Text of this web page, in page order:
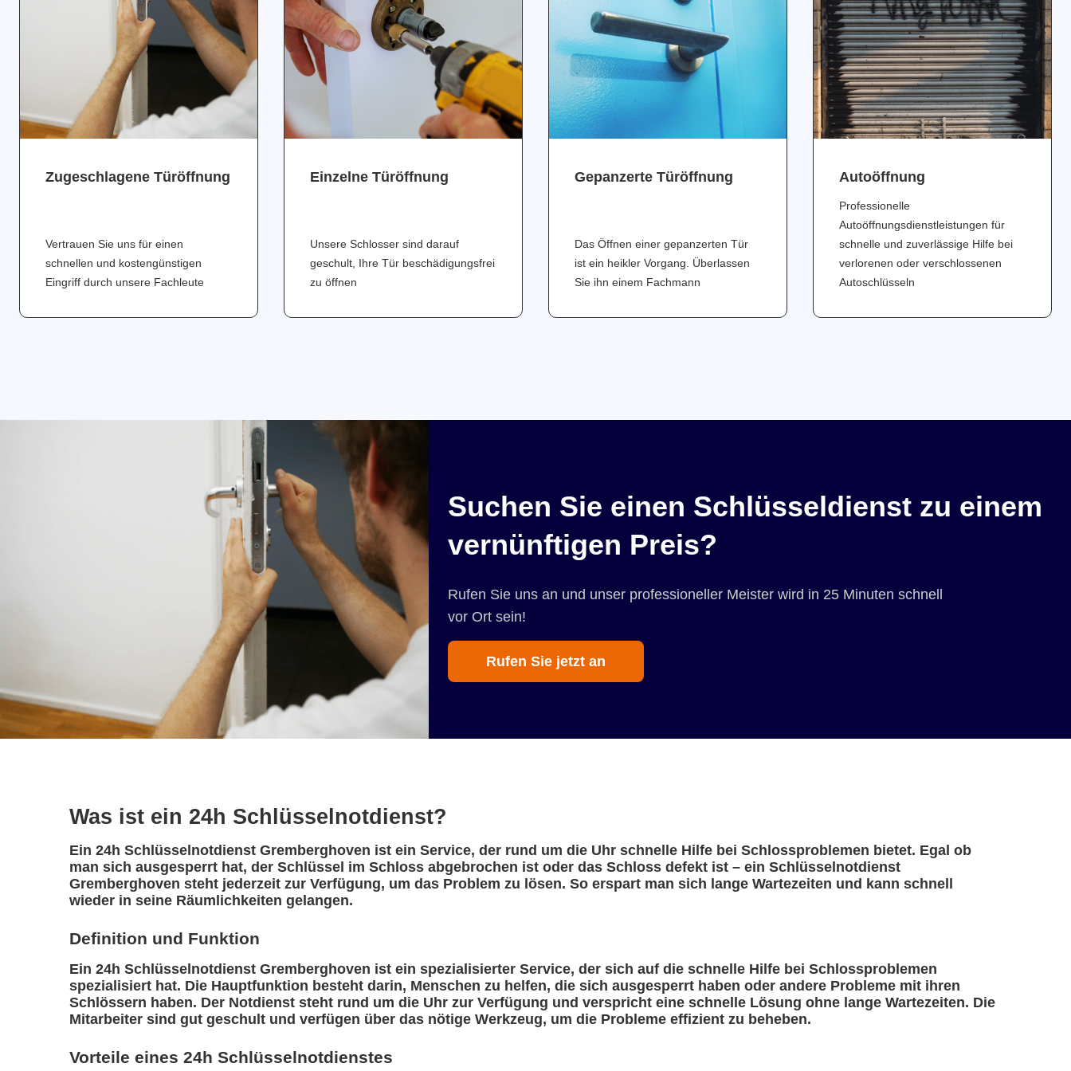
Zugeschlagene Türöffnung
Vertrauen Sie uns für einen
schnellen und kostengünstigen
Eingriff durch unsere Fachleute
Einzelne Türöffnung
Unsere Schlosser sind darauf
geschult, Ihre Tür beschädigungsfrei
zu öffnen
Gepanzerte Türöffnung
Das Öffnen einer gepanzerten Tür
ist ein heikler Vorgang. Überlassen
Sie ihn einem Fachmann
Аutoöffnung
Professionelle
Autoöffnungsdienstleistungen für
schnelle und zuverlässige Hilfe bei
verlorenen oder verschlossenen
Autoschlüsseln
Suchen Sie einen Schlüsseldienst zu einem
vernünftigen Preis?
Rufen Sie uns an und unser professioneller Meister wird in 25 Minuten schnell
vor Ort sein!
Rufen Sie jetzt an
Was ist ein 24h Schlüsselnotdienst?
Ein 24h Schlüsselnotdienst Gremberghoven ist ein Service, der rund um die Uhr schnelle Hilfe bei Schlossproblemen bietet. Egal ob
man sich ausgesperrt hat, der Schlüssel im Schloss abgebrochen ist oder das Schloss defekt ist – ein Schlüsselnotdienst
Gremberghoven steht jederzeit zur Verfügung, um das Problem zu lösen. So erspart man sich lange Wartezeiten und kann schnell
wieder in seine Räumlichkeiten gelangen.
Definition und Funktion
Ein 24h Schlüsselnotdienst Gremberghoven ist ein spezialisierter Service, der sich auf die schnelle Hilfe bei Schlossproblemen
spezialisiert hat. Die Hauptfunktion besteht darin, Menschen zu helfen, die sich ausgesperrt haben oder andere Probleme mit ihren
Schlössern haben. Der Notdienst steht rund um die Uhr zur Verfügung und verspricht eine schnelle Lösung ohne lange Wartezeiten. Die
Mitarbeiter sind gut geschult und verfügen über das nötige Werkzeug, um die Probleme effizient zu beheben.
Vorteile eines 24h Schlüsselnotdienstes